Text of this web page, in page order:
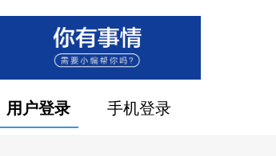
用户登录 手机登录